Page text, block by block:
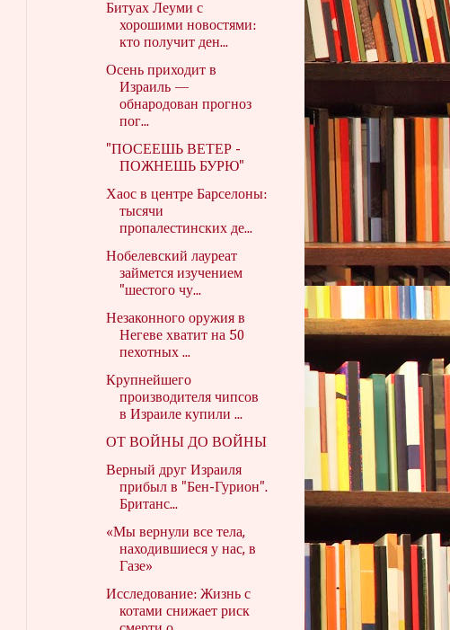
Битуах Леуми с
хорошими новостями:
кто получит ден...
Осень приходит в
Израиль —
обнародован прогноз
пог...
"ПОСЕЕШЬ ВЕТЕР -
ПОЖНЕШЬ БУРЮ"
Хаос в центре Барселоны:
тысячи
пропалестинских де...
Нобелевский лауреат
займется изучением
"шестого чу...
Незаконного оружия в
Негеве хватит на 50
пехотных ...
Крупнейшего
производителя чипсов
в Израиле купили ...
ОТ ВОЙНЫ ДО ВОЙНЫ
Верный друг Израиля
прибыл в "Бен-Гурион".
Британс...
«Мы вернули все тела,
находившиеся у нас, в
Газе»
Исследование: Жизнь с
котами снижает риск